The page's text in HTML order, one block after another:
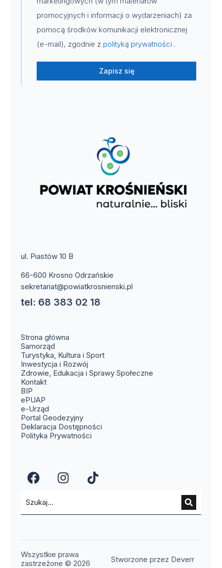
promocyjnych i informacji o wydarzeniach) za
pomocą środków komunikacji elektronicznej
(e-mail), zgodnie z polityką prywatności .
Zapisz się
ul. Piastów 10 B
66-600 Krosno Odrzańskie
sekretariat@powiatkrosnienski.pl
tel: 68 383 02 18
Strona główna
Samorząd
Turystyka, Kultura i Sport
Inwestycja i Rozwój
Zdrowie, Edukacja i Sprawy Społeczne
Kontakt(otwiera się w nowym oknie)
BIP
ePUAP
e-Urząd
Portal Geodezyjny(otwiera się w nowym oknie)
Deklaracja Dostępności
Polityka Prywatności
(otwiera się w nowym oknie)
(otwiera się w nowym
(otwiera się w
Wszystkie prawa
zastrzeżone © 2026
Stworzone przez Deverr